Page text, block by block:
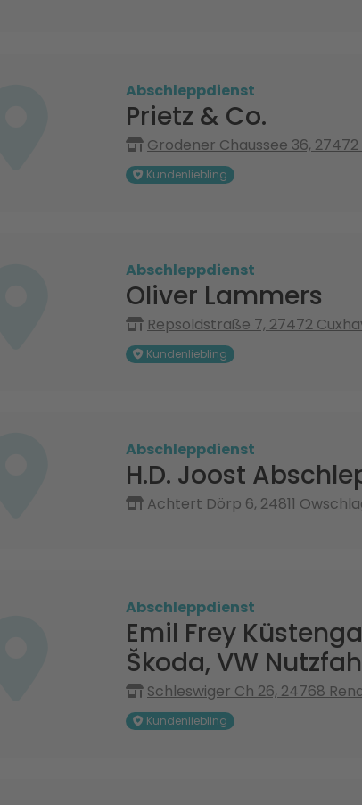
Abschleppdienst
Prietz & Co.
Grodener Chaussee 36,
Kundenliebling
Abschleppdienst
Oliver Lammers
Repsoldstraße 7, 27472
Kundenliebling
Abschleppdienst
H.D. Joost
Achtert Dörp 6, 24811
Abschleppdienst
Emil Frey
Škoda, VW
Schleswiger Ch 26, 24768
Kundenliebling